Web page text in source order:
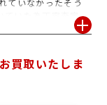
ていなかったそう
ていた為丁寧査定、
フランス語で「刻
には可愛らしく、
ジッピーウォレッ
、その使いやすさ
す。 ポルトフォイ
買取いたしま